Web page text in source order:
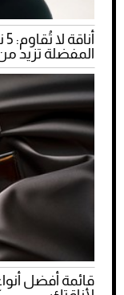
المفضلة تزيد
قائمة أفضل